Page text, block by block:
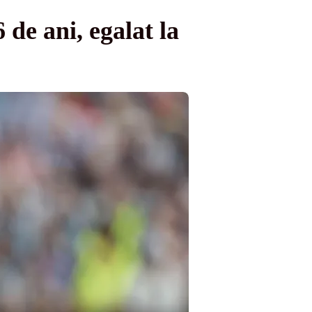
de ani, egalat la